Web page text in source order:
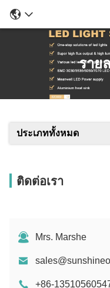
ราย
ประเภททั้งหมด
ติดต่อเรา
Mrs. Marshe
+86-